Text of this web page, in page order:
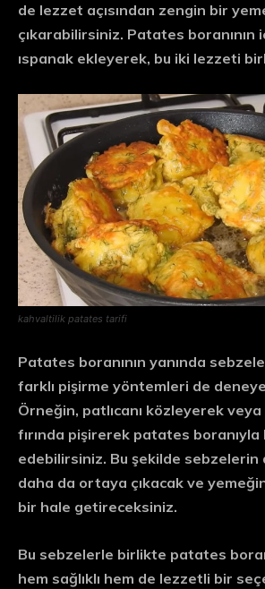
de lezzet açısından zengin bir
çıkarabilirsiniz. Patates boranının
ıspanak ekleyerek, bu iki lezzeti
kahvaltilik patates tarifi
Patates boranının yanında
farklı pişirme yöntemleri de
Örneğin, patlıcanı közleyerek
fırında pişirerek patates
edebilirsiniz. Bu şekilde sebzelerin
daha da ortaya çıkacak ve
bir hale getireceksiniz.
Bu sebzelerle birlikte patates
hem sağlıklı hem de lezzetli bir